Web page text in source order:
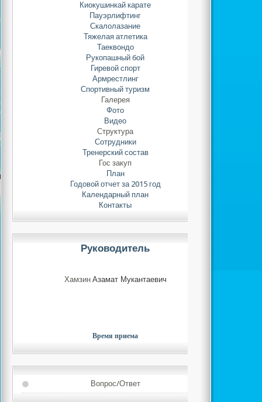
Киокушинкай карате
Пауэрлифтинг
Скалолазание
Тяжелая атлетика
Таеквондо
Рукопашный бой
Гиревой спорт
Армрестлинг
Спортивный туризм
Галерея
Фото
Видео
Структура
Сотрудники
Тренерский состав
Гос закуп
План
Годовой отчет за 2015 год
Календарный план
Контакты
Руководитель
Хамзин Азамат Мукантаевич
Время приема
Вопрос/Ответ